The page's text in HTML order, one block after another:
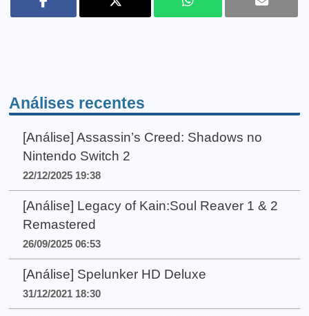
Análises recentes
[Análise] Assassin’s Creed: Shadows no
Nintendo Switch 2
22/12/2025 19:38
[Análise] Legacy of Kain:Soul Reaver 1 & 2
Remastered
26/09/2025 06:53
[Análise] Spelunker HD Deluxe
31/12/2021 18:30